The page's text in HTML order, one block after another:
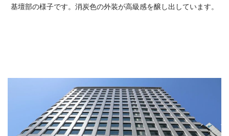
基壇部の様子です。消炭色の外装が高級感を醸し出しています。